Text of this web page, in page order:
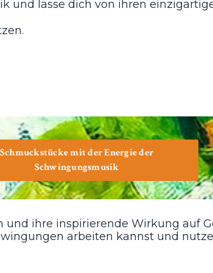
und lasse dich von ihren
Schmuckstücke mit der Energie der
Schwingungsmusik
ihre inspirierende Wirkung auf
arbeiten kannst und